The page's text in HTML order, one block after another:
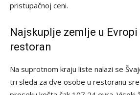
pristupačnoj ceni.
Najskuplje zemlje u
restoran
Na suprotnom kraju liste nalazi se
tri sleda za dve osobe u restoranu